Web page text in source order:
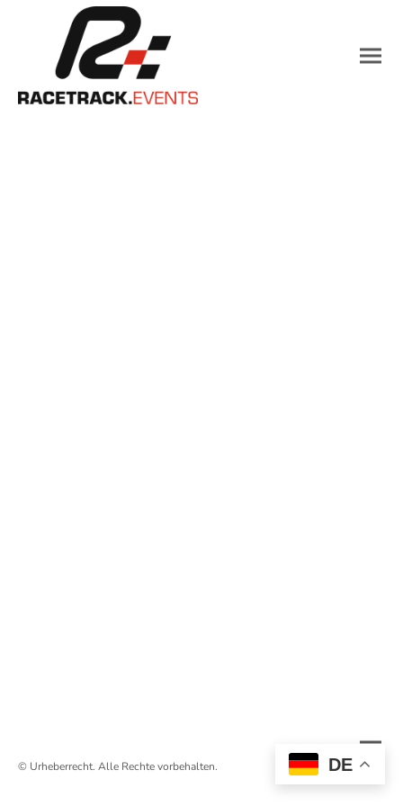
© Urheberrecht. Alle Rechte vorbehalten. DE